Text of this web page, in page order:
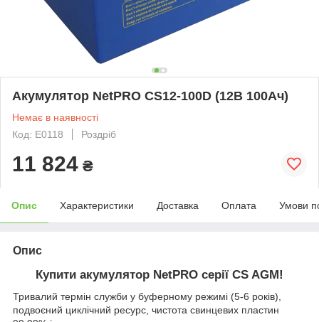
Акумулятор NetPRO CS12-100D (12В 100Ач)
Немає в наявності
Код: E0118
Роздріб
11 824 ₴
Опис Характеристики Доставка Оплата Умови
Опис
Купити акумулятор NetPRO серії CS AGM!
Тривалий термін служби у буферному режимі (5-6 років),
подвоєний циклічний ресурс, чистота свинцевих пластин